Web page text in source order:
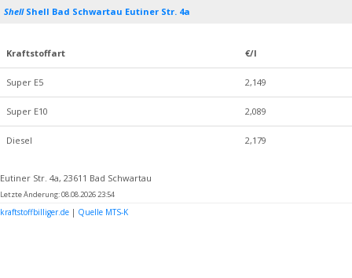
ShellShell Bad Schwartau Eutiner Str. 4a
Kraftstoffart €/l
Super E5 2,149
Super E10 2,089
Diesel 2,179
Eutiner Str. 4a, 23611 Bad Schwartau
Letzte Änderung: 08.08.2026 23:54
kraftstoffbilliger.de | Quelle MTS-K